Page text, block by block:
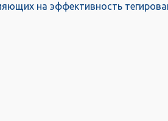
на эффективность